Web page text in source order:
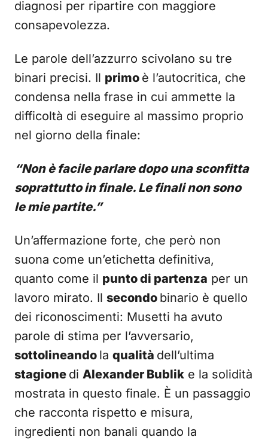
diagnosi per ripartire con maggiore
consapevolezza.
Le parole dell’azzurro scivolano su tre
binari precisi. Il primo è l’autocritica, che
condensa nella frase in cui ammette la
difficoltà di eseguire al massimo proprio
nel giorno della finale:
“Non è facile parlare dopo una sconfitta
soprattutto in finale. Le finali non sono
le mie partite.”
Un’affermazione forte, che però non
suona come un’etichetta definitiva,
quanto come il punto di partenza per un
lavoro mirato. Il secondo binario è quello
dei riconoscimenti: Musetti ha avuto
parole di stima per l’avversario,
sottolineando la qualità dell’ultima
stagione di Alexander Bublik e la solidità
mostrata in questo finale. È un passaggio
che racconta rispetto e misura,
ingredienti non banali quando la